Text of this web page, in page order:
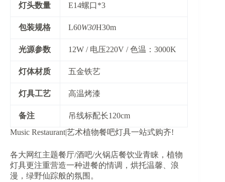
​灯头数量​ E14螺口*3
​包装规格​ L60W30H30m
​光源参数​ 12W / 电压220V / 色温：3000K
​灯体材质​ 五金铁艺
​灯具工艺​ 高温烤漆
​备注​
吊线标配长120cm
Music Restaurant|艺术植物餐吧灯具一站式购齐!
各大网红主题餐厅/酒吧/火锅店餐饮业青睐，植物
灯具更注重营造一种进餐的情调，烘托温馨、浪
漫，绿野仙踪般的氛围。